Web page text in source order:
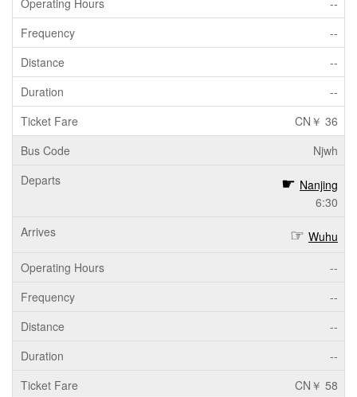
--
--
--
--
CN￥ 36
Njwh
Nanjing
6:30
Wuhu
--
--
--
--
CN￥ 58